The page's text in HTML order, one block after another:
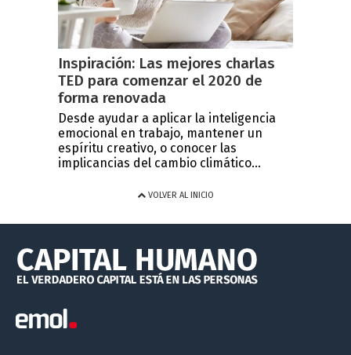
Inspiración: Las mejores charlas
TED para comenzar el 2020 de
forma renovada
Desde ayudar a aplicar la inteligencia
emocional en trabajo, mantener un
espíritu creativo, o conocer las
implicancias del cambio climático...
VOLVER AL INICIO